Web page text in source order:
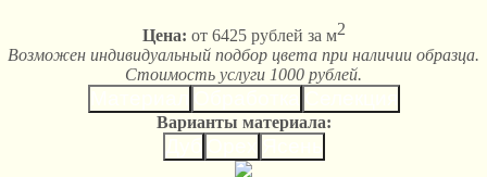
Цена: от 6425 рублей за м2
Возможен индивидуальный подбор цвета при наличии образца.
Стоимость услуги 1000 рублей.
Варианты материала: